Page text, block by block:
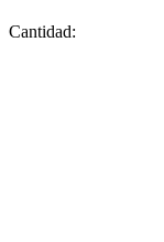
Cantidad: